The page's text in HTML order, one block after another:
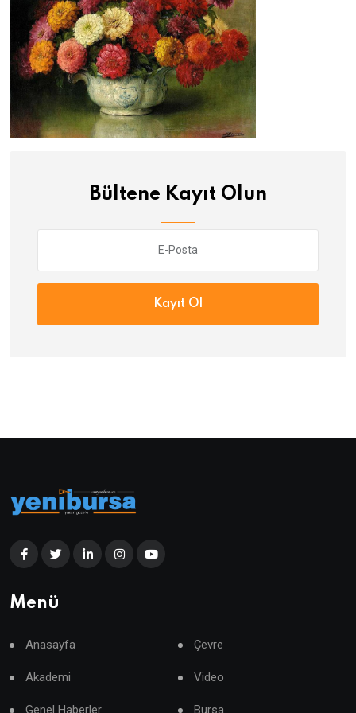
Bültene Kayıt Olun
Kayıt Ol
Menü
Anasayfa Çevre
Akademi Video
Genel Haberler Bursa